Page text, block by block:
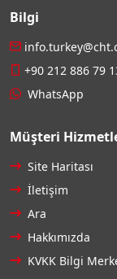
Bilgi
+90 212 886 79
WhatsApp
Müşteri
Site Haritası
İletişim
Ara
Hakkımızda
KVKK Bilgi